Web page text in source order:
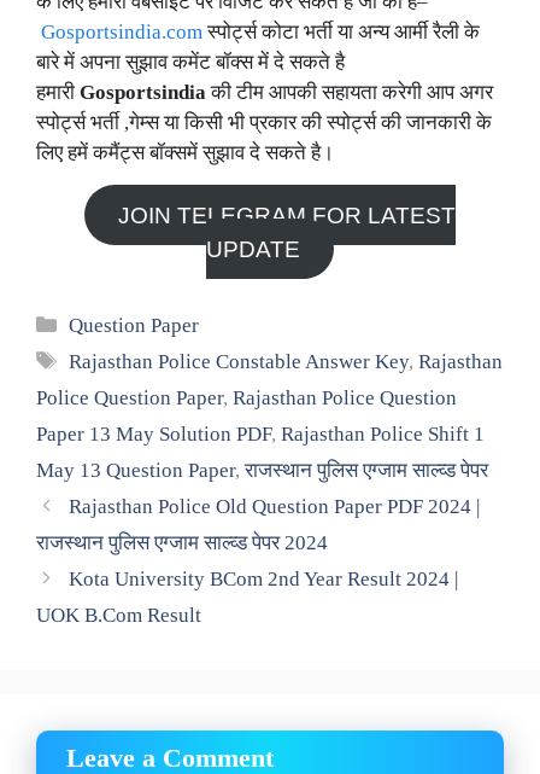
Gosportsindia.comस्पोर्ट्स कोटा भर्ती या अन्य आर्मी रैली के
बारे में अपना सुझाव कमेंट बॉक्स में दे सकते है
हमारी Gosportsindiaकी टीम आपकी सहायता करेगी आप अगर
स्पोर्ट्स भर्ती ,गेम्स या किसी भी प्रकार की स्पोर्ट्स की जानकारी के
लिए हमें कमैंट्स बॉक्समें सुझाव दे सकते है।
JOIN TELEGRAM FOR LATEST
UPDATE
Categories
Question Paper
Tags
Rajasthan Police Constable Answer Key,Rajasthan
Police Question Paper, Rajasthan Police Question
Paper 13 May Solution PDF, Rajasthan Police Shift 1
May 13 Question Paper,राजस्थान पुलिस एग्जाम साल्व्ड पेपर
Rajasthan Police Old Question Paper PDF 2024 |
राजस्थान पुलिस एग्जाम साल्व्ड पेपर 2024
Kota University BCom 2nd Year Result 2024 |
UOK B.Com Result
Leave a Comment